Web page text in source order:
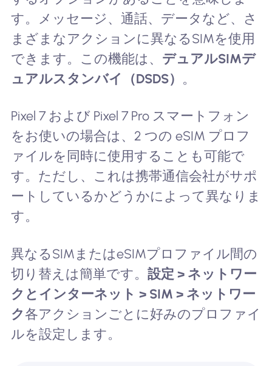
す。メッセージ、通話、データなど、さ
まざまなアクションに異なるSIMを使用
できます。この機能は、 デュアルSIMデ
ュアルスタンバイ（DSDS） 。
Pixel 7 および Pixel 7 Pro スマートフォン
をお使いの場合は、2 つの eSIM プロフ
ァイルを同時に使用することも可能で
す。ただし、これは携帯通信会社がサポ
ートしているかどうかによって異なりま
す。
異なるSIMまたはeSIMプロファイル間の
切り替えは簡単です。 設定 > ネットワー
クとインターネット > SIM > ネットワー
ク 各アクションごとに好みのプロファイ
ルを設定します。